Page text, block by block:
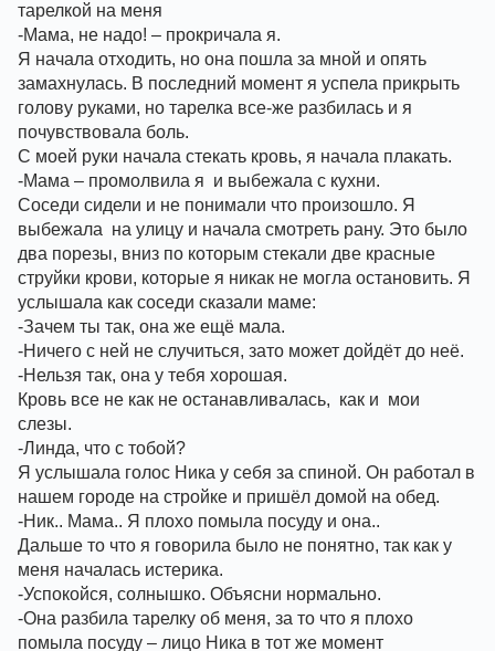
тарелкой на меня
-Мама, не надо! – прокричала я.
Я начала отходить, но она пошла за мной и опять
замахнулась. В последний момент я успела прикрыть
голову руками, но тарелка все-же разбилась и я
почувствовала боль.
С моей руки начала стекать кровь, я начала плакать.
-Мама – промолвила я  и выбежала с кухни.
Соседи сидели и не понимали что произошло. Я
выбежала  на улицу и начала смотреть рану. Это было
два порезы, вниз по которым стекали две красные
струйки крови, которые я никак не могла остановить. Я
услышала как соседи сказали маме:
-Зачем ты так, она же ещё мала.
-Ничего с ней не случиться, зато может дойдёт до неё.
-Нельзя так, она у тебя хорошая.
Кровь все не как не останавливалась,  как и  мои
слезы.
-Линда, что с тобой?
Я услышала голос Ника у себя за спиной. Он работал в
нашем городе на стройке и пришёл домой на обед.
-Ник.. Мама.. Я плохо помыла посуду и она..
Дальше то что я говорила было не понятно, так как у
меня началась истерика.
-Успокойся, солнышко. Объясни нормально.
-Она разбила тарелку об меня, за то что я плохо
помыла посуду – лицо Ника в тот же момент